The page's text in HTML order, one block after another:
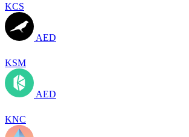
KCS
AED
KSM
AED
KNC